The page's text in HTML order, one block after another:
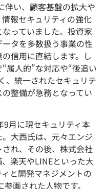
伴い、顧客基盤の拡大や
報セキュリティの強化
っていました。投資家
タを多数扱う事業の性
信用に直結します。し
属人的”な対応や“後追い
、統一されたセキュリテ
整備が急務となってい
9月に現セキュリティ本
大西氏は、元々エンジ
れ、その後、株式会社
楽天やLINEといった大
と開発マネジメントの
画された人物です。